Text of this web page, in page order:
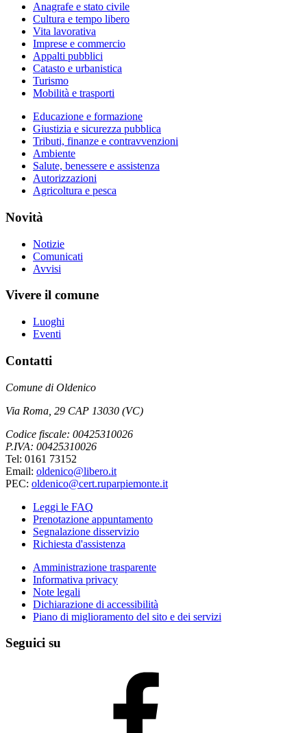
Anagrafe e stato civile
Cultura e tempo libero
Vita lavorativa
Imprese e commercio
Appalti pubblici
Catasto e urbanistica
Turismo
Mobilità e trasporti
Educazione e formazione
Giustizia e sicurezza pubblica
Tributi, finanze e contravvenzioni
Ambiente
Salute, benessere e assistenza
Autorizzazioni
Agricoltura e pesca
Novità
Notizie
Comunicati
Avvisi
Vivere il comune
Luoghi
Eventi
Contatti
Comune di Oldenico
Via Roma, 29 CAP 13030 (VC)
Codice fiscale: 00425310026
P.IVA: 00425310026
Tel: 0161 73152
Email: oldenico@libero.it
PEC: oldenico@cert.ruparpiemonte.it
Leggi le FAQ
Prenotazione appuntamento
Segnalazione disservizio
Richiesta d'assistenza
Amministrazione trasparente
Informativa privacy
Note legali
Dichiarazione di accessibilità
Piano di miglioramento del sito e dei servizi
Seguici su